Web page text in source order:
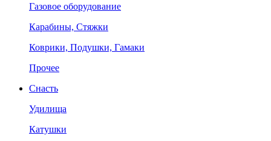
Газовое оборудование
Карабины, Стяжки
Коврики, Подушки, Гамаки
Прочее
Снасть
Удилища
Катушки